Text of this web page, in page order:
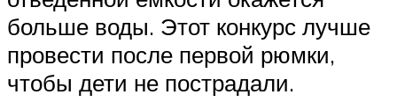
больше воды. Этот конкурс лучше
провести после первой рюмки,
чтобы дети не пострадали.